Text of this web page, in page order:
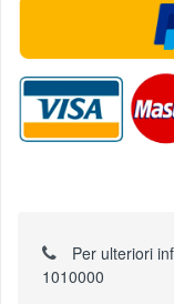
Per ulteriori
1010000